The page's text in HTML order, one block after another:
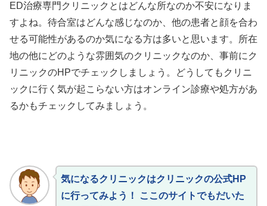
ED治療専門クリニックとはどんな所なのか不安になりま
すよね。待合室はどんな感じなのか、他の患者と顔を合わ
せる可能性があるのか気になる方は多いと思います。所在
地の他にどのような雰囲気のクリニックなのか、事前にク
リニックのHPでチェックしましょう。どうしてもクリニ
ックに行く気が起こらない方はオンライン診療や処方があ
るかもチェックしてみましょう。
気になるクリニックはクリニックの公式HP
に行ってみよう！ ここのサイトでもだいた